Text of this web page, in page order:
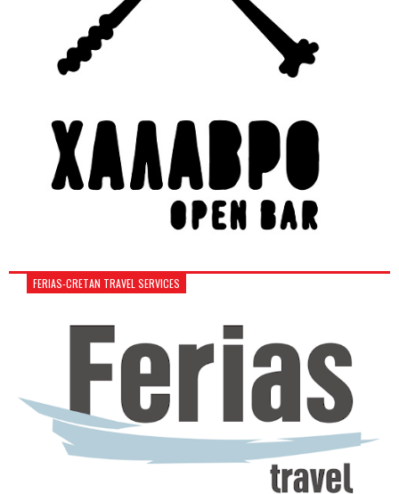
FERIAS-CRETAN TRAVEL SERVICES